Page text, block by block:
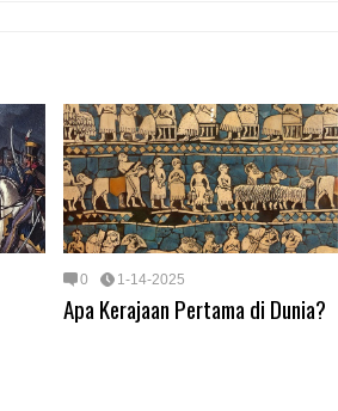
0 1-14-2025
Apa Kerajaan Pertama di Dunia?